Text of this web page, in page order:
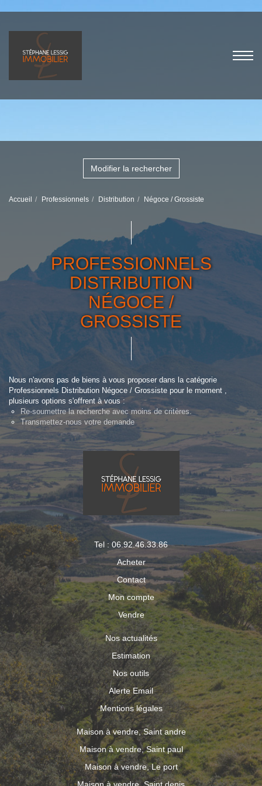
Modifier la rechercher
Accueil Professionnels Distribution Négoce / Grossiste
PROFESSIONNELS
DISTRIBUTION
NÉGOCE /
GROSSISTE
Nous n'avons pas de biens à vous proposer dans la catégorie
Professionnels Distribution Négoce / Grossiste pour le moment ,
plusieurs options s'offrent à vous :
Re-soumettre la recherche avec moins de critères.
Transmettez-nous votre demande
Tel : 06.92.46.33.86
Acheter
Contact
Mon compte
Vendre
Nos actualités
Estimation
Nos outils
Alerte Email
Mentions légales
Maison à vendre, Saint andre
Maison à vendre, Saint paul
Maison à vendre, Le port